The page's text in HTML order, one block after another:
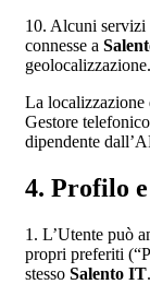
10. Alcuni
connesse a
geolocalizzazione.
La localizzazione
Gestore
dipendente
4. Profilo
1. L’Utente può
propri preferiti
stesso Salento IT.